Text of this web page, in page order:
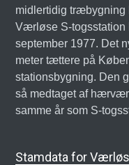
midlertidig træbygning
Værløse S-togsstation
september 1977. Det
meter tættere på
stationsbygning. Den
så medtaget af
samme år som S-
Stamdata for